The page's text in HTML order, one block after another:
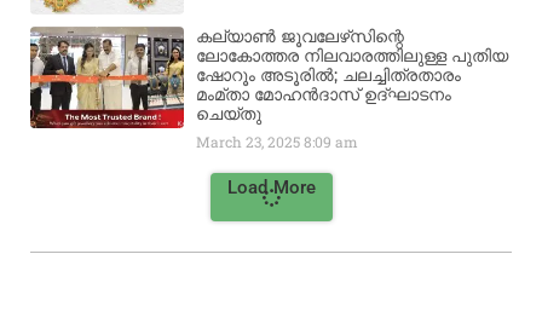
കല്യാൺ ജൂവലേഴ്‌സിന്റെ
ലോകോത്തര നിലവാരത്തിലുള്ള പുതിയ
ഷോറൂം അടൂരിൽ; ചലച്ചിത്രതാരം
മംമ്താ മോഹൻദാസ് ഉദ്ഘാടനം
ചെയ്‌തു
March 23, 20258:09 am
Load More